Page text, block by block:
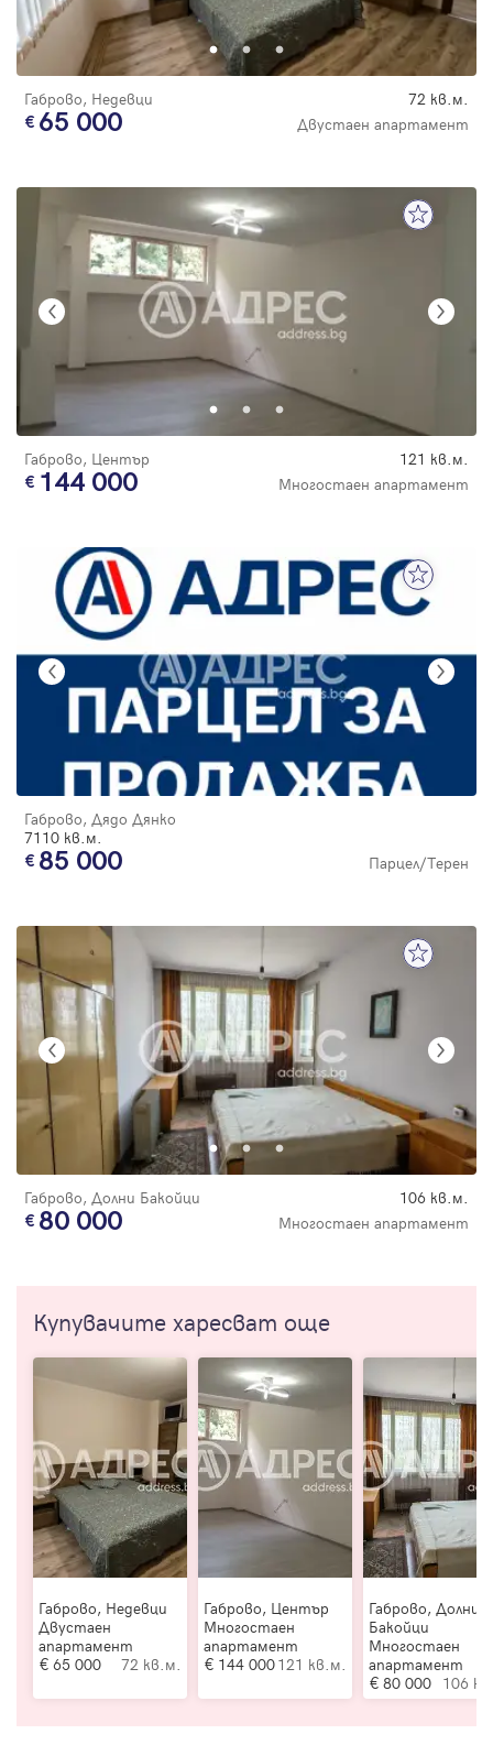
Габрово, Недевци 72 кв.м.
65 000 Двустаен апартамент
Габрово, Център 121 кв.м.
144 000 Многостаен апартамент
Габрово, Дядо Дянко
7110 кв.м.
85 000 Парцел/Терен
Габрово, Долни Бакойци 106 кв.м.
80 000 Многостаен апартамент
Купувачите харесват още
Габрово, Недевци
Двустаен
апартамент
65 000
72 кв.м.
Габрово, Център
Многостаен
апартамент
144 000121 кв.м.
Габрово, Долни
Бакойци
Многостаен
апартамент
80 000 106
Парола
Забравена парола
Регистрация